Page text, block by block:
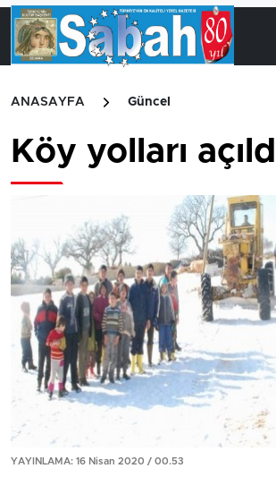
ANASAYFA Güncel
Köy yolları
YAYINLAMA: 16 Nisan 2020 / 00.53